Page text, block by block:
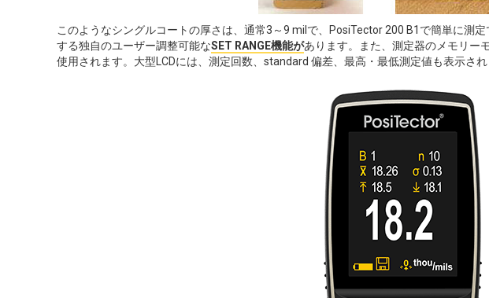
このようなシングルコートの厚さは、通常3～9 milで、PosiTector 200 B1で簡単に測
する独自のユーザー調整可能なSET RANGE機能があります。また、測定器のメモリー
使用されます。大型LCDには、測定回数、standard 偏差、最高・最低測定値も表示され